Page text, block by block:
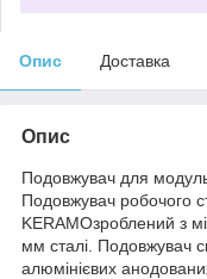
Опис Доставка
Опис
Подовжувач для
Подовжувач робочого
KERAMOзроблений з
мм сталі. Подовжувач
алюмінієвих